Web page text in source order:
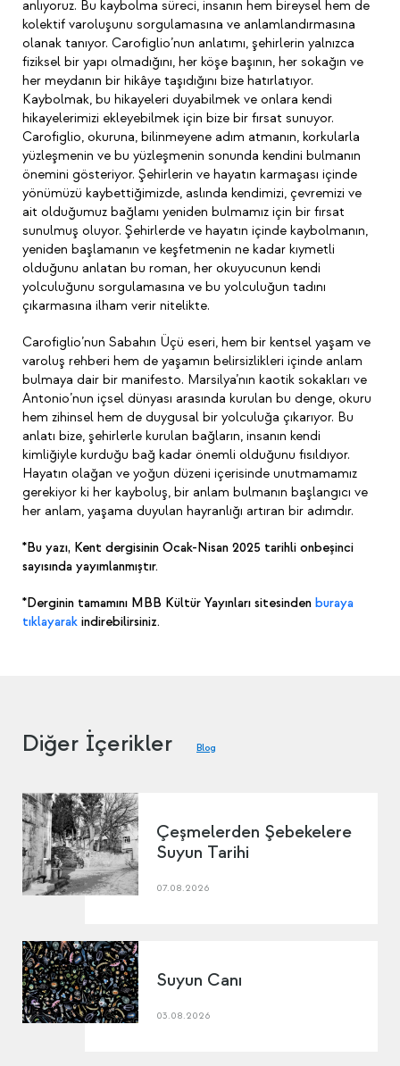
anlıyoruz. Bu kaybolma süreci, insanın hem bireysel hem de
kolektif varoluşunu sorgulamasına ve anlamlandırmasına
olanak tanıyor. Carofiglio’nun anlatımı, şehirlerin yalnızca
fiziksel bir yapı olmadığını, her köşe başının, her sokağın ve
her meydanın bir hikâye taşıdığını bize hatırlatıyor.
Kaybolmak, bu hikayeleri duyabilmek ve onlara kendi
hikayelerimizi ekleyebilmek için bize bir fırsat sunuyor.
Carofiglio, okuruna, bilinmeyene adım atmanın, korkularla
yüzleşmenin ve bu yüzleşmenin sonunda kendini bulmanın
önemini gösteriyor. Şehirlerin ve hayatın karmaşası içinde
yönümüzü kaybettiğimizde, aslında kendimizi, çevremizi ve
ait olduğumuz bağlamı yeniden bulmamız için bir fırsat
sunulmuş oluyor. Şehirlerde ve hayatın içinde kaybolmanın,
yeniden başlamanın ve keşfetmenin ne kadar kıymetli
olduğunu anlatan bu roman, her okuyucunun kendi
yolculuğunu sorgulamasına ve bu yolculuğun tadını
çıkarmasına ilham verir nitelikte.
Carofiglio’nun Sabahın Üçü eseri, hem bir kentsel yaşam ve
varoluş rehberi hem de yaşamın belirsizlikleri içinde anlam
bulmaya dair bir manifesto. Marsilya’nın kaotik sokakları ve
Antonio’nun içsel dünyası arasında kurulan bu denge, okuru
hem zihinsel hem de duygusal bir yolculuğa çıkarıyor. Bu
anlatı bize, şehirlerle kurulan bağların, insanın kendi
kimliğiyle kurduğu bağ kadar önemli olduğunu fısıldıyor.
Hayatın olağan ve yoğun düzeni içerisinde unutmamamız
gerekiyor ki her kayboluş, bir anlam bulmanın başlangıcı ve
her anlam, yaşama duyulan hayranlığı artıran bir adımdır.
*Bu yazı, Kent dergisinin Ocak-Nisan 2025 tarihli onbeşinci
sayısında yayımlanmıştır.
*Derginin tamamını MBB Kültür Yayınları sitesinden buraya
tıklayarak indirebilirsiniz.
Diğer İçerikler Blog
Çeşmelerden Şebekelere
Suyun Tarihi
07.08.2026
Suyun Canı
03.08.2026